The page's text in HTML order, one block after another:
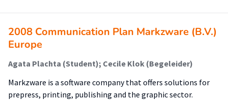
2008 Communication Plan Markzware (B.V.)
Europe
Agata Plachta (Student); Cecile Klok (Begeleider)
Markzware is a software company that offers solutions for
prepress, printing, publishing and the graphic sector.